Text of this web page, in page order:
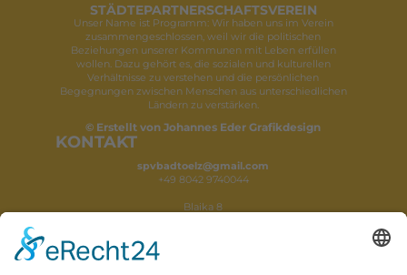
STÄDTEPARTNERSCHAFTSVEREIN
Unser Name ist Programm: Wir haben uns im Verein
zusammengeschlossen, weil wir die politischen
Beziehungen unserer Kommunen mit Leben erfüllen
wollen. Dazu gehört es, die sozialen und kulturellen
Verhältnisse zu verstehen und die persönlichen
Begegnungen zwischen Menschen aus unterschiedlichen
Ländern zu verstärken.
© Erstellt von Johannes Eder Grafikdesign
KONTAKT
spvbadtoelz@gmail.com
+49 8042 9740044
Blaika 8
FEHLER GEFUNDEN?
Du hast einen Anzeigefehler entdeckt, oder etwas